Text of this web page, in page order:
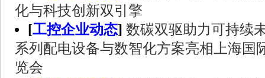
化与科技创新双引擎
[工控企业动态] 数碳双驱助力可持
系列配电设备与数智化方案亮相上海国
览会